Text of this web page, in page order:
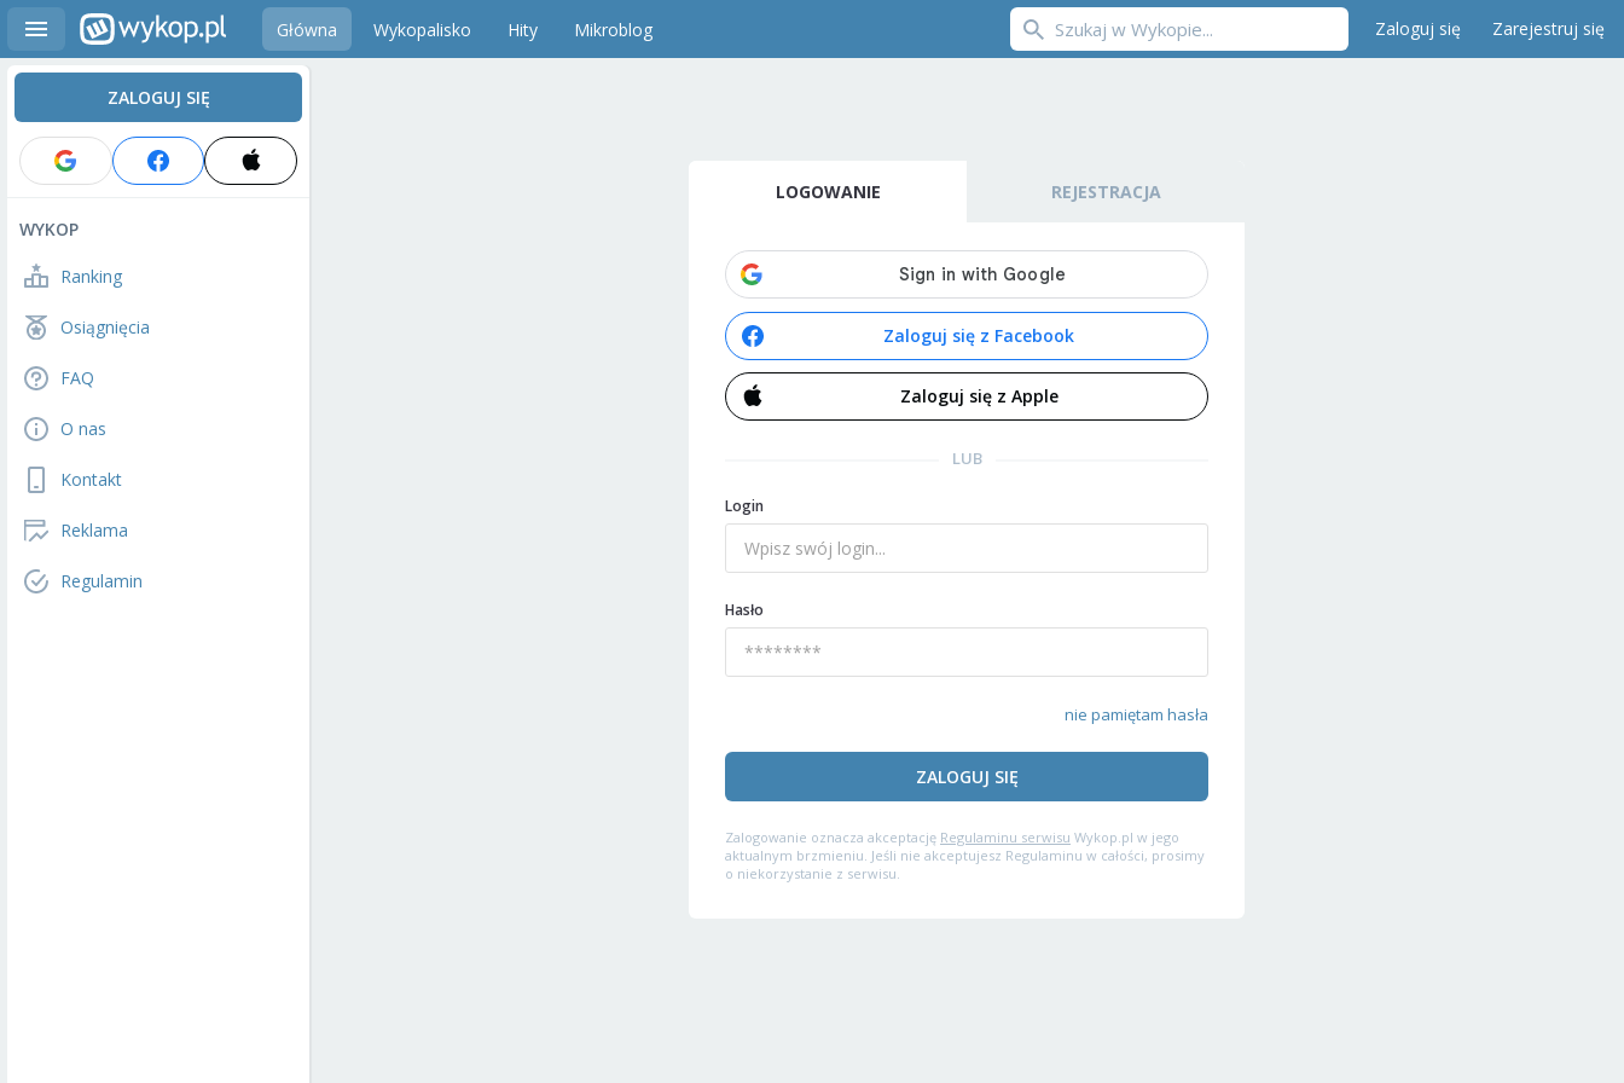
Główna Wykopalisko Hity Mikroblog Zaloguj się Zarejestruj się
ZALOGUJ SIĘ
WYKOP
Ranking
Osiągnięcia
FAQ
O nas
Kontakt
Reklama
Regulamin
LOGOWANIE REJESTRACJA
Zaloguj się z Facebook
Zaloguj się z Apple
LUB
Login
Hasło
nie pamiętam hasła
ZALOGUJ SIĘ
Zalogowanie oznacza akceptację Regulaminu serwisu Wykop.pl w jego
aktualnym brzmieniu. Jeśli nie akceptujesz Regulaminu w całości, prosimy
o niekorzystanie z serwisu.